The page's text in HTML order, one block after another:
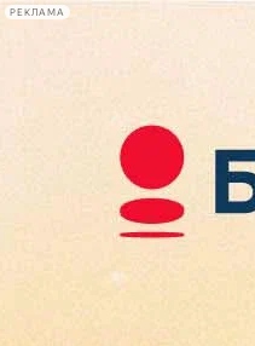
РЕКЛАМА
Сегодня:
2026.08.08
17:46
Афиша Plus